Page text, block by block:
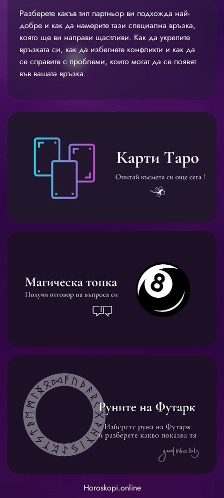
Разберете какъв тип партньор ви подхожда най-
добре и как да намерите тази специална връзка,
която ще ви направи щастливи. Как да укрепите
връзката си, как да избегнете конфликти и как да
се справите с проблеми, които могат да се появят
във вашата връзка.
Horoskopi.online